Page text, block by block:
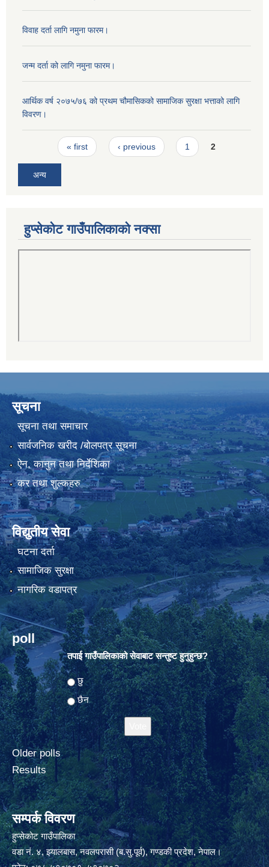
विवाह दर्ता लागि नमुना फारम।
जन्म दर्ता को लागि नमुना फारम।
आर्थिक वर्ष २०७५/७६ को प्रथम चौमासिकको सामाजिक सुरक्षा भत्ताको लागि
विवरण।
Pages« first ‹ previous 1 2
अन्य
हुप्सेकोट गाउँपालिकाको नक्सा
सूचना
सूचना तथा समाचार
सार्वजनिक खरीद /बोलपत्र सूचना
ऐन, कानुन तथा निर्देशिका
कर तथा शुल्कहरु
विद्युतीय सेवा
घटना दर्ता
सामाजिक सुरक्षा
नागरिक वडापत्र
poll
तपाई गाउँपालिकाको सेवाबाट सन्तुष्ट हुनुहुन्छ?
Choices
छु
छैन
Older polls
Results
सम्पर्क विवरण
हुप्सेकोट गाउँपालिका
वडा नं. ४, झ्यालबास, नवलपरासी (ब.सु.पूर्व), गण्डकी प्रदेश, नेपाल।